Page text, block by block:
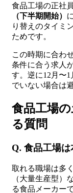
食品工場の正社
（下半期開始）
り替えのタイミ
ためです。
この時期に合わ
条件に合う求人
す。逆に12月〜
でいない場合は
食品工場
る質問
Q. 食品工場
取れる職場は多
（大量生産型）
る食品メーカー